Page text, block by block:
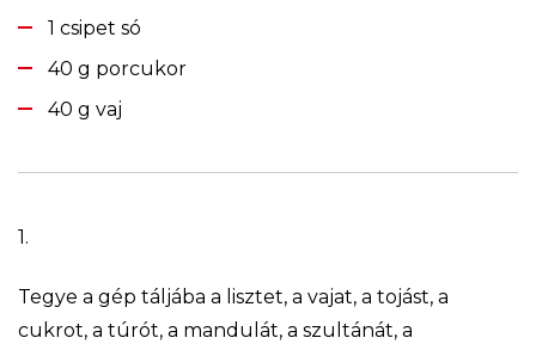
1 csipet só
40 g porcukor
40 g vaj
1.
Tegye a gép táljába a lisztet, a vajat, a tojást, a
cukrot, a túrót, a mandulát, a szultánát, a